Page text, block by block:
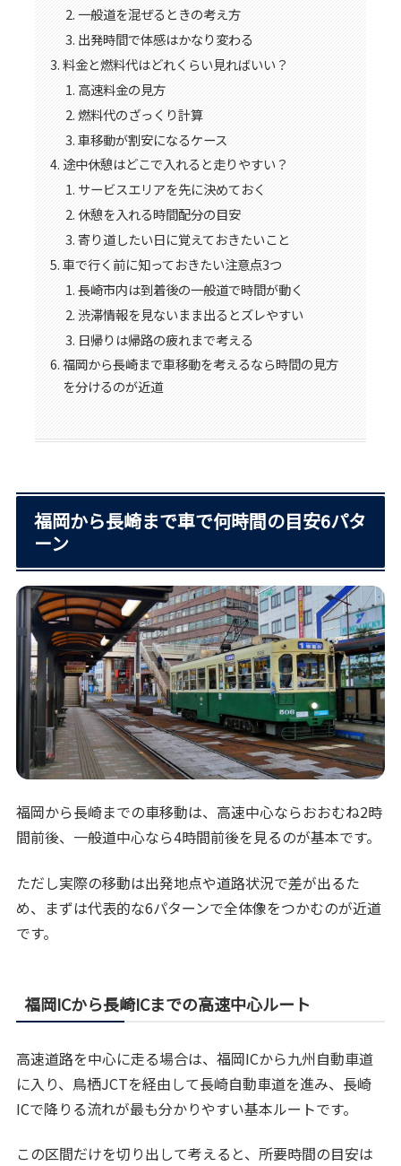
一般道を混ぜるときの考え方
出発時間で体感はかなり変わる
料金と燃料代はどれくらい見ればいい？
高速料金の見方
燃料代のざっくり計算
車移動が割安になるケース
途中休憩はどこで入れると走りやすい？
サービスエリアを先に決めておく
休憩を入れる時間配分の目安
寄り道したい日に覚えておきたいこと
車で行く前に知っておきたい注意点3つ
長崎市内は到着後の一般道で時間が動く
渋滞情報を見ないまま出るとズレやすい
日帰りは帰路の疲れまで考える
福岡から長崎まで車移動を考えるなら時間の見方
を分けるのが近道
福岡から長崎まで車で何時間の目安6パタ
ーン
福岡から長崎までの車移動は、高速中心ならおおむね2時
間前後、一般道中心なら4時間前後を見るのが基本です。
ただし実際の移動は出発地点や道路状況で差が出るた
め、まずは代表的な6パターンで全体像をつかむのが近道
です。
福岡ICから長崎ICまでの高速中心ルート
高速道路を中心に走る場合は、福岡ICから九州自動車道
に入り、鳥栖JCTを経由して長崎自動車道を進み、長崎
ICで降りる流れが最も分かりやすい基本ルートです。
この区間だけを切り出して考えると、所要時間の目安は